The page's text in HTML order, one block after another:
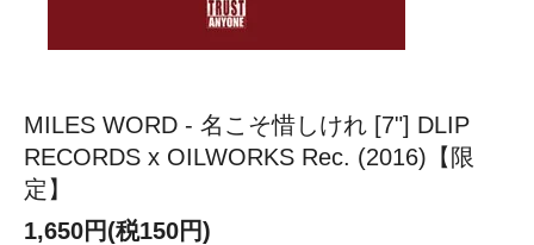
MILES WORD - 名こそ惜しけれ [7"] DLIP
RECORDS x OILWORKS Rec. (2016)【限
定】
1,650円(税150円)